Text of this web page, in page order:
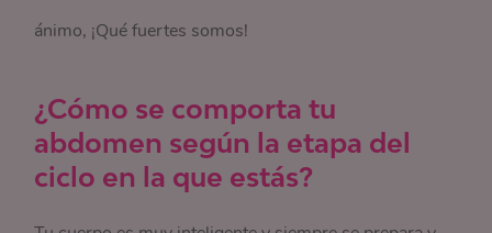
ánimo, ¡Qué fuertes somos!
¿Cómo se comporta tu
abdomen según la etapa del
ciclo en la que estás?